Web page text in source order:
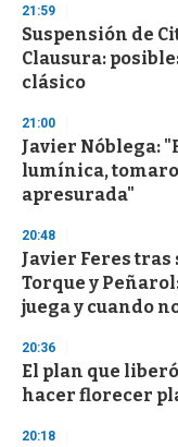
21:59
Suspensión de
Clausura:
clásico
21:00
Javier Nóblega:
lumínica,
apresurada"
20:48
Javier Feres
Torque y
juega y cuando
20:36
El plan que
hacer florecer
20:18